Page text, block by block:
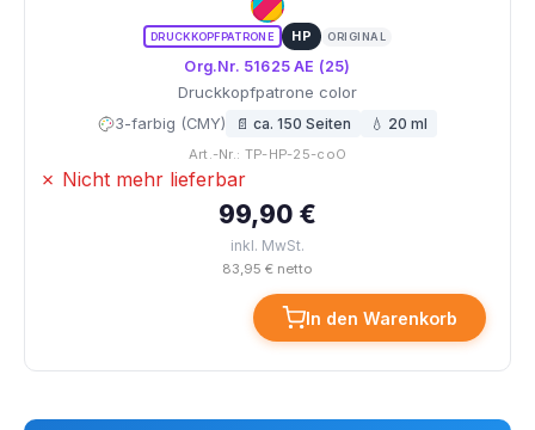
DRUCKKOPFPATRONE HP ORIGINAL
Org.Nr. 51625 AE (25)
Druckkopfpatrone color
3-farbig (CMY) 📄 ca. 150 Seiten 💧 20 ml
Art.-Nr.: TP-HP-25-coO
✗ Nicht mehr lieferbar
99,90 €
inkl. MwSt.
83,95 € netto
In den Warenkorb